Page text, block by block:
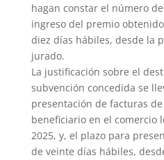
hagan constar el número
ingreso del premio
diez días hábiles, desde la
jurado.
La justificación sobre el
subvención concedida se
presentación de facturas
beneficiario en el comercio
2025, y, el plazo para
de veinte días hábiles,